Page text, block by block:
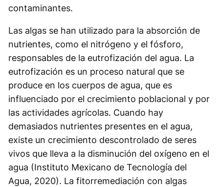
contaminantes.
Las algas se han utilizado para la absorción de
nutrientes, como el nitrógeno y el fósforo,
responsables de la eutrofización del agua. La
eutrofización es un proceso natural que se
produce en los cuerpos de agua, que es
influenciado por el crecimiento poblacional y por
las actividades agrícolas. Cuando hay
demasiados nutrientes presentes en el agua,
existe un crecimiento descontrolado de seres
vivos que lleva a la disminución del oxígeno en el
agua (Instituto Mexicano de Tecnología del
Agua, 2020). La fitorremediación con algas